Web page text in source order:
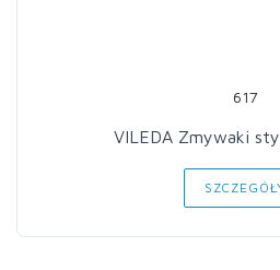
617
VILEDA Zmywaki